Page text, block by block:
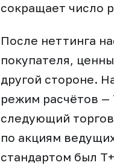
сокращает число
После неттинга
покупателя,
другой стороне.
режим расчётов —
следующий
по акциям
стандартом был